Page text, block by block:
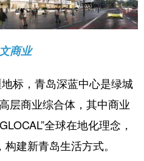
商业
标，青岛深蓝中心是绿城
层商业综合体，其中商业
全球在地化理念，
建新青岛生活方式。